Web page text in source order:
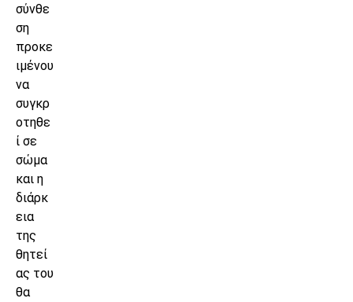
σύνθε
ση
προκε
ιμένου
να
συγκρ
οτηθε
ί σε
σώμα
και η
διάρκ
εια
της
θητεί
ας του
θα